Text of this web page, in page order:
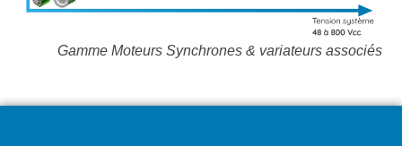
Gamme Moteurs Synchrones & variateurs associés